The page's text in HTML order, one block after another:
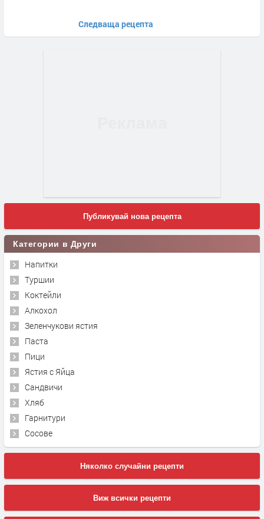
Следваща рецепта
Публикувай нова рецепта
Категории в Други
Напитки
Туршии
Коктейли
Алкохол
Зеленчукови ястия
Паста
Пици
Ястия с Яйца
Сандвичи
Хляб
Гарнитури
Сосове
Няколко случайни рецепти
Виж всички рецепти